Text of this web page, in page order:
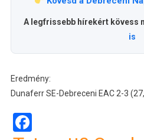
A legfrissebb hírekért kövess
is
Eredmény:
Dunaferr SE-Debreceni EAC 2-3
Facebook